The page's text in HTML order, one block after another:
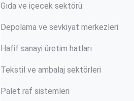
Gıda ve içecek sektörü
Depolama ve sevkiyat merkezleri
Hafif sanayi üretim hatları
Tekstil ve ambalaj sektörleri
Palet raf sistemleri